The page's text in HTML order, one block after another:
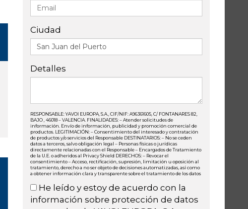
Ciudad
Detalles
RESPONSABLE: YAVOI EUROPA, S.A., CIF/NIF: A96361605, C/ FONTANARES 82,
BAJO , 46018 – VALENCIA. FINALIDADES: – Atender solicitudes de
información. Envío de información, publicidad y promoción comercial de
productos. LEGITIMACIÓN: – Consentimiento del interesado y contratación
de productos y/o servicios del Responsable DESTINATARIOS: – No se ceden
datos a terceros, salvo obligación legal – Personas físicas o jurídicas
directamente relacionadas con el Responsable – Encargados de Tratamiento
de la U.E. o adheridos al Privacy Shield DERECHOS: – Revocar el
consentimiento – Acceso, rectificación, supresión, limitación u oposición al
tratamiento, derecho a no ser objeto de decisiones automatizadas, así como
a obtener información clara y transparente sobre el tratamiento de los datos
He leído y estoy de acuerdo con la
información sobre protección de datos